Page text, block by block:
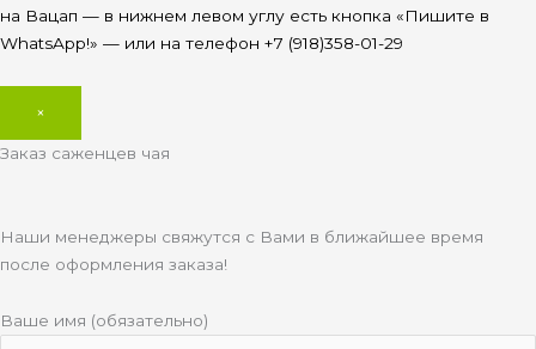
на Вацап — в нижнем левом углу есть кнопка «Пишите в
WhatsApp!» — или на телефон +7 (918)358-01-29
×
Заказ саженцев чая
Наши менеджеры свяжутся с Вами в ближайшее время
после оформления заказа!
Ваше имя (обязательно)